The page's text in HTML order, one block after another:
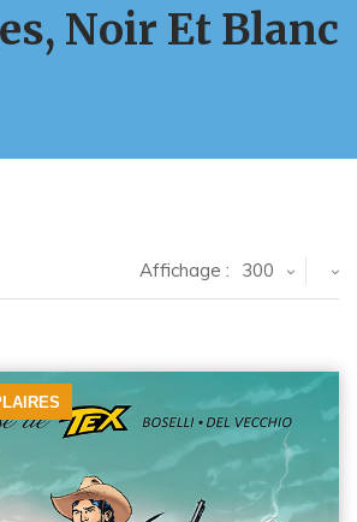
Noir Et Blanc
Affichage : 300